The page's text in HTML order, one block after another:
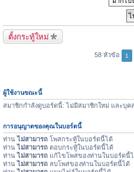
ตั้งกระทู้ใหม่
58 หัวข้อ 1
ผู้ใช้งานขณะนี้
สมาชิกกำลังดูบอร์ดนี้: ไม่มีสมาชิกใหม่ และบุค
การอนุญาตของคุณในบอร์ดนี้
ท่านไม่สามารถ โพสกระทู้ในบอร์ดนี้ได้
ท่านไม่สามารถ ตอบกระทู้ในบอร์ดนี้ได้
ท่านไม่สามารถ แก้ไขโพสของท่านในบอร์ดนี้
ท่านไม่สามารถ ลบโพสของท่านในบอร์ดนี้ได้